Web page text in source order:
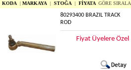
KODA | MARKAYA | STOĞA | FİYATA GÖRE SIRALA
80293400 BRAZIL TRACK
ROD
Fiyat Üyelere Özel